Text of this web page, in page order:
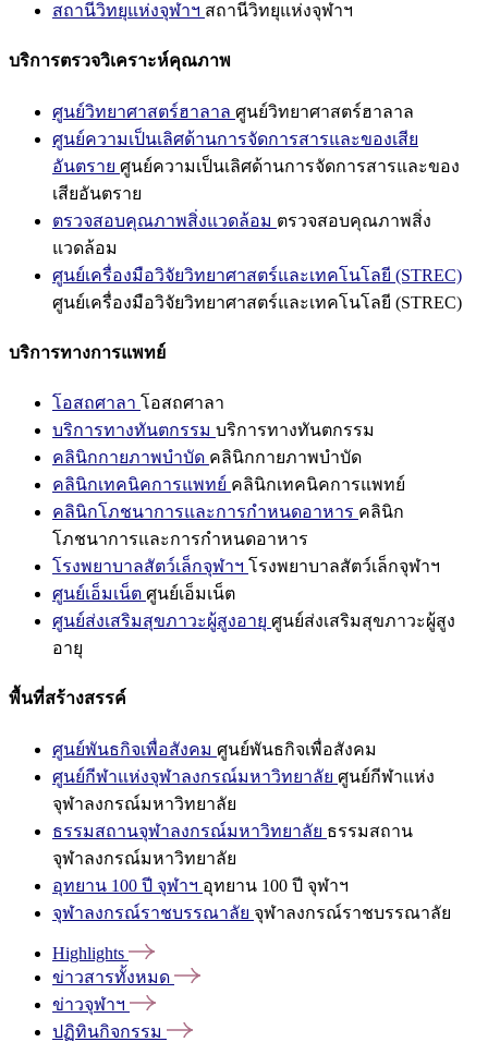
สถานีวิทยุแห่งจุฬาฯ สถานีวิทยุแห่งจุฬาฯ
บริการตรวจวิเคราะห์คุณภาพ
ศูนย์วิทยาศาสตร์ฮาลาล ศูนย์วิทยาศาสตร์ฮาลาล
ศูนย์ความเป็นเลิศด้านการจัดการสารและของเสีย
อันตราย ศูนย์ความเป็นเลิศด้านการจัดการสารและของ
เสียอันตราย
ตรวจสอบคุณภาพสิ่งแวดล้อม ตรวจสอบคุณภาพสิ่ง
แวดล้อม
ศูนย์เครื่องมือวิจัยวิทยาศาสตร์และเทคโนโลยี (STREC)
ศูนย์เครื่องมือวิจัยวิทยาศาสตร์และเทคโนโลยี (STREC)
บริการทางการแพทย์
โอสถศาลา โอสถศาลา
บริการทางทันตกรรม บริการทางทันตกรรม
คลินิกกายภาพบำบัด คลินิกกายภาพบำบัด
คลินิกเทคนิคการแพทย์ คลินิกเทคนิคการแพทย์
คลินิกโภชนาการและการกำหนดอาหาร คลินิก
โภชนาการและการกำหนดอาหาร
โรงพยาบาลสัตว์เล็กจุฬาฯ โรงพยาบาลสัตว์เล็กจุฬาฯ
ศูนย์เอ็มเน็ต ศูนย์เอ็มเน็ต
ศูนย์ส่งเสริมสุขภาวะผู้สูงอายุ ศูนย์ส่งเสริมสุขภาวะผู้สูง
อายุ
พื้นที่สร้างสรรค์
ศูนย์พันธกิจเพื่อสังคม ศูนย์พันธกิจเพื่อสังคม
ศูนย์กีฬาแห่งจุฬาลงกรณ์มหาวิทยาลัย ศูนย์กีฬาแห่ง
จุฬาลงกรณ์มหาวิทยาลัย
ธรรมสถานจุฬาลงกรณ์มหาวิทยาลัย ธรรมสถาน
จุฬาลงกรณ์มหาวิทยาลัย
อุทยาน 100 ปี จุฬาฯ อุทยาน 100 ปี จุฬาฯ
จุฬาลงกรณ์ราชบรรณาลัย จุฬาลงกรณ์ราชบรรณาลัย
Highlights
ข่าวสารทั้งหมด
ข่าวจุฬาฯ
ปฏิทินกิจกรรม